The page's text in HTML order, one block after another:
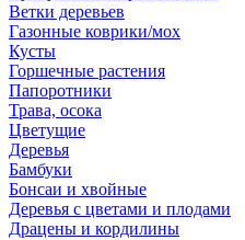
Ветки деревьев
Газонные коврики/мох
Кусты
Горшечные растения
Папоротники
Трава, осока
Цветущие
Деревья
Бамбуки
Бонсаи и хвойные
Деревья с цветами и плодами
Драцены и кордилины